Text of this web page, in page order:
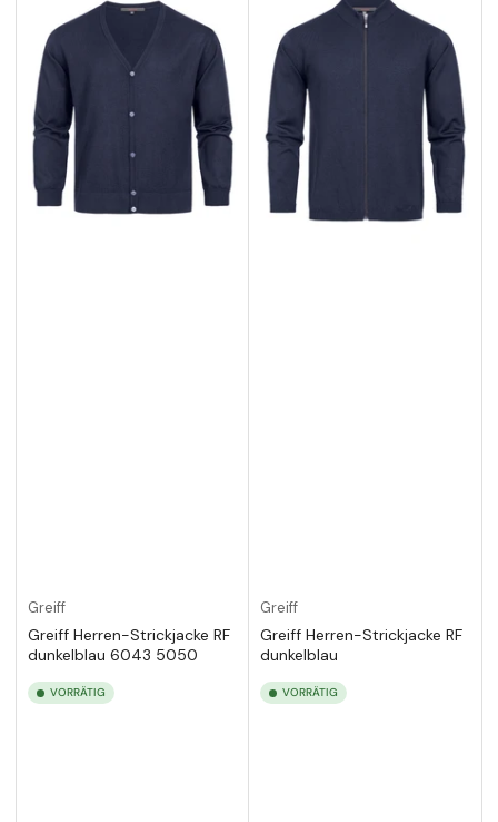
Greiff
Greiff Herren-Strickjacke RF
dunkelblau 6043 5050
VORRÄTIG
Greiff
Greiff Herren-Strickjacke RF
dunkelblau
VORRÄTIG